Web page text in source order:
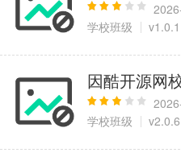
资讯阅读
1万+款应用
学
3万+
医疗健康
6千+款应用
母
2百+
学校班级
v1.0.1
因酷开源网
学校班级
v2.0.6